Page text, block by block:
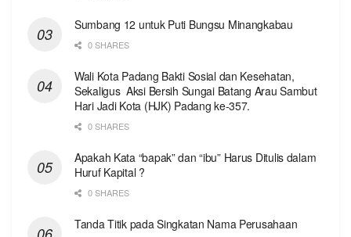
Sumbang 12 untuk Puti Bungsu Minangkabau
0 SHARES
Wali Kota Padang Bakti Sosial dan Kesehatan,
Sekaligus Aksi Bersih Sungai Batang Arau Sambut
Hari Jadi Kota (HJK) Padang ke-357.
0 SHARES
Apakah Kata “bapak” dan “ibu” Harus Ditulis dalam
Huruf Kapital ?
0 SHARES
Tanda Titik pada Singkatan Nama Perusahaan